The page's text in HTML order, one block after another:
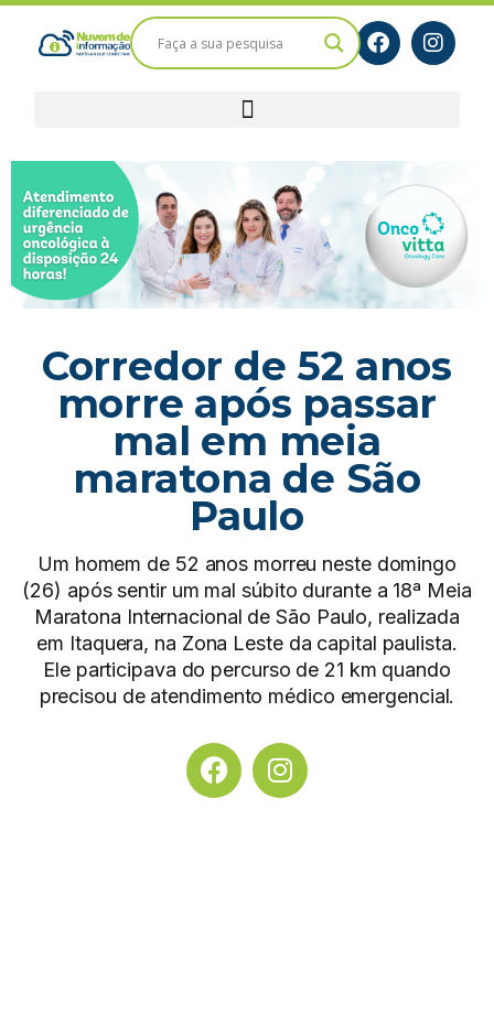
Corredor de 52 anos
morre após passar
mal em meia
maratona de São
Paulo
Um homem de 52 anos morreu neste domingo
(26) após sentir um mal súbito durante a 18ª Meia
Maratona Internacional de São Paulo, realizada
em Itaquera, na Zona Leste da capital paulista.
Ele participava do percurso de 21 km quando
precisou de atendimento médico emergencial.